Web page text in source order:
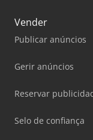
Vender
Publicar anúncios
Gerir anúncios
Reservar
Selo de confiança